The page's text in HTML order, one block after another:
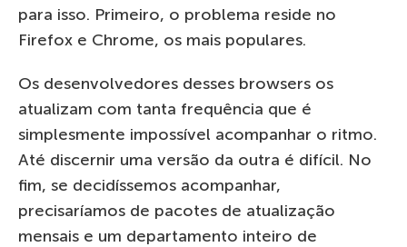
para isso. Primeiro, o problema reside no
Firefox e Chrome, os mais populares.
Os desenvolvedores desses browsers os
atualizam com tanta frequência que é
simplesmente impossível acompanhar o ritmo.
Até discernir uma versão da outra é difícil. No
fim, se decidíssemos acompanhar,
precisaríamos de pacotes de atualização
mensais e um departamento inteiro de